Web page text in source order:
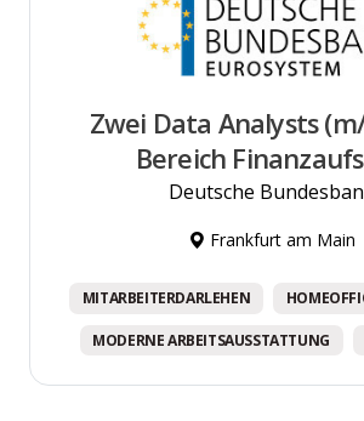
Zwei Data Analysts
Bereich
Deutsche
Frankfurt am Main
MITARBEITERDARLEHEN
MODERNE ARBEITSAUSSTATTUNG